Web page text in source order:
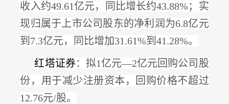
收入约49.61亿元，同比增长约43.88%；实
现归属于上市公司股东的净利润为6.8亿元
到7.3亿元，
同比增加31.61%到41.28%。
红塔证券： 拟1亿元—2亿元回购公司股
份，用于减少注册资本，回购价格不超过
12.76元/股。